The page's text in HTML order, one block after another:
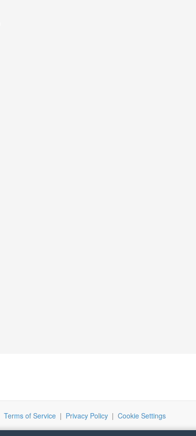
Terms of Service| Privacy Policy| Cookie Settings